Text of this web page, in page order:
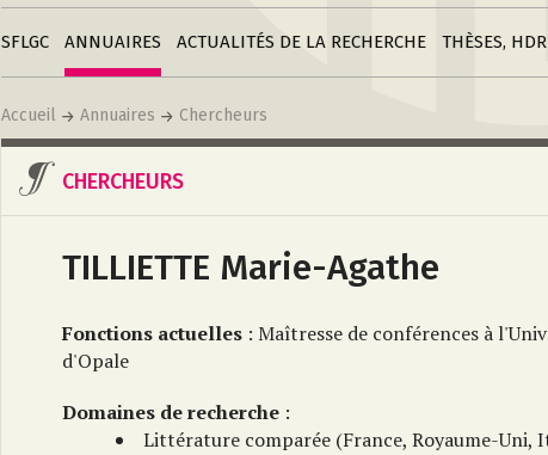
SFLGCLiensANNUAIRES
Créer une fiche
institutionACTUALITÉS DE LA RECHERCHE
Soumettre une
annonce
THÈSES,
Postes
Accueil Annuaires Chercheurs
CHERCHEURS
TILLIETTE Marie-Agathe
Fonctions actuelles : Maîtresse de conférences à
d'Opale
Domaines de recherche :
Littérature comparée (France, Royaume-Uni,